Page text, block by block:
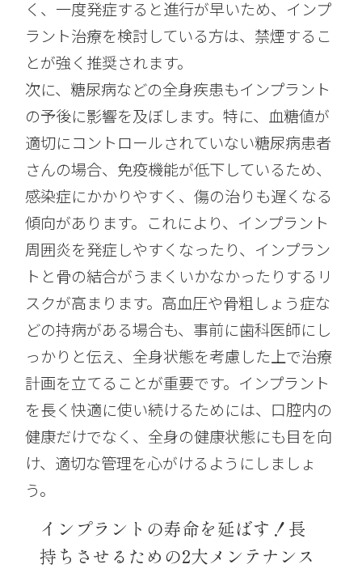
く、一度発症すると進行が早いため、インプ
ラント治療を検討している方は、禁煙するこ
とが強く推奨されます。
次に、糖尿病などの全身疾患もインプラント
の予後に影響を及ぼします。特に、血糖値が
適切にコントロールされていない糖尿病患者
さんの場合、免疫機能が低下しているため、
感染症にかかりやすく、傷の治りも遅くなる
傾向があります。これにより、インプラント
周囲炎を発症しやすくなったり、インプラン
トと骨の結合がうまくいかなかったりするリ
スクが高まります。高血圧や骨粗しょう症な
どの持病がある場合も、事前に歯科医師にし
っかりと伝え、全身状態を考慮した上で治療
計画を立てることが重要です。インプラント
を長く快適に使い続けるためには、口腔内の
健康だけでなく、全身の健康状態にも目を向
け、適切な管理を心がけるようにしましょ
う。
インプラントの寿命を延ばす！長
持ちさせるための2大メンテナンス